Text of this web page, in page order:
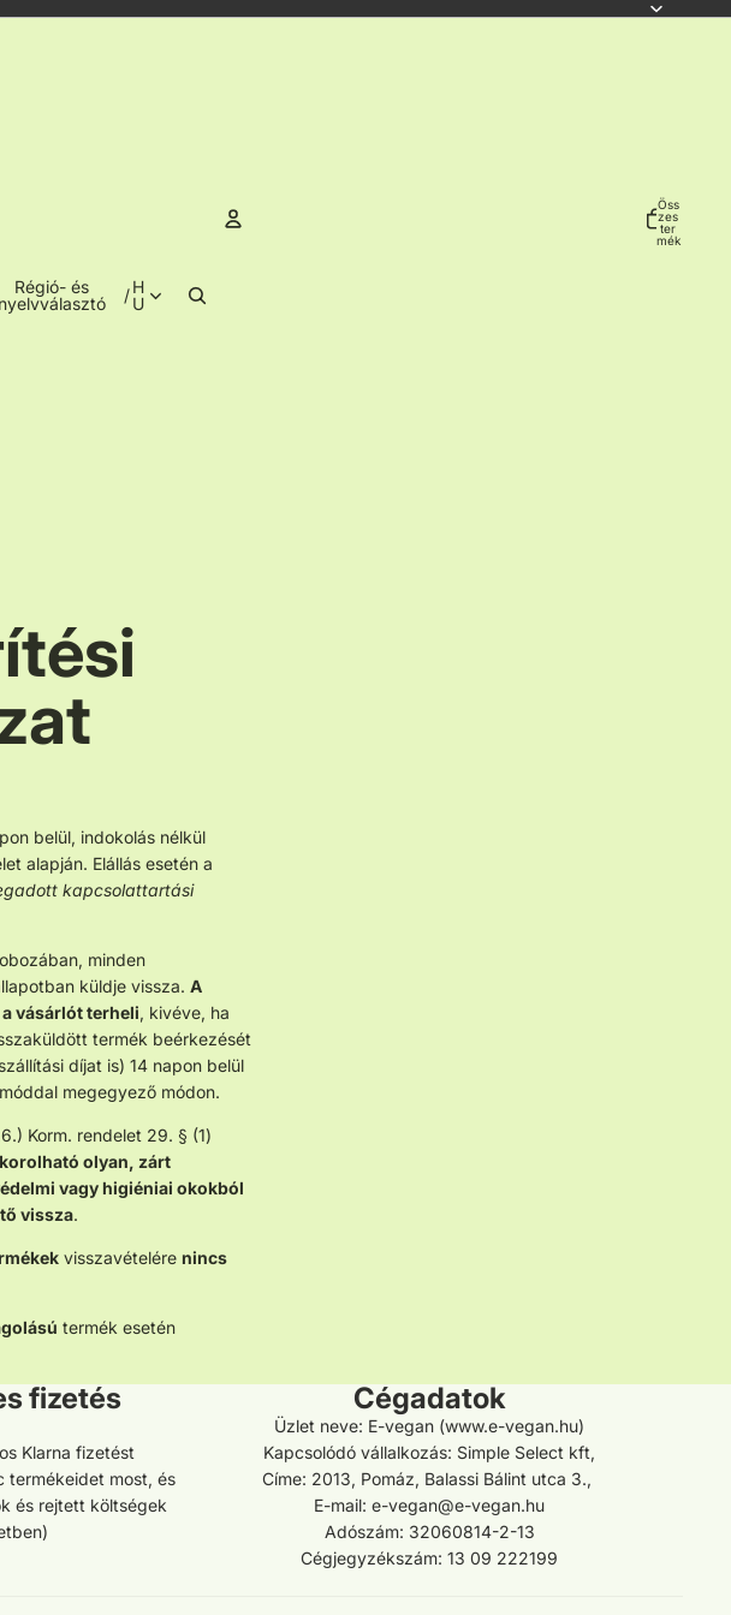
Régió- és
nyelvválasztó
/ H
U
Öss
zes
ter
mék
belül, indokolás nélkül
alapján. Elállás esetén a
kapcsolattartási
minden
küldje vissza. A
vásárlót terheli, kivéve, ha
termék beérkezését
díjat is) 14 napon belül
megegyező módon.
Korm. rendelet 29. § (1)
olyan, zárt
vagy higiéniai okokból
vissza.
visszavételére nincs
termék esetén
fizetés
Klarna fizetést
termékeidet most, és
és rejtett költségek
Cégadatok
Üzlet neve: E-vegan (www.e-vegan.hu)
Kapcsolódó vállalkozás: Simple Select kft,
Címe: 2013, Pomáz, Balassi Bálint utca 3.,
E-mail: e-vegan@e-vegan.hu
Adószám: 32060814-2-13
Cégjegyzékszám: 13 09 222199